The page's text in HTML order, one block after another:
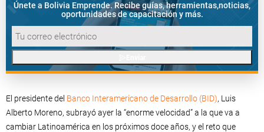
Únete a Bolivia Emprende. Recibe guías, herramientas,noticias,
oportunidades de capacitación y más.
El presidente del Banco Interamericano de Desarrollo (BID), Luis
Alberto Moreno, subrayó ayer la “enorme velocidad” a la que va a
cambiar Latinoamérica en los próximos doce años, y el reto que